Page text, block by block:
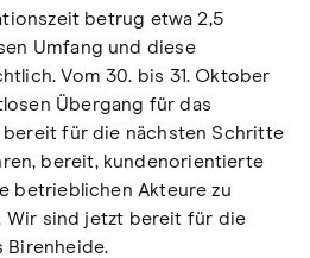
betrug etwa 2,5
Umfang und diese
Vom 30. bis 31. Oktober
Übergang für das
bereit für die nächsten Schritte
bereit, kundenorientierte
betrieblichen Akteure zu
Wir sind jetzt bereit für die
Birenheide.